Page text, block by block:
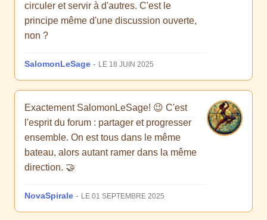
circuler et servir à d'autres. C'est le
principe même d'une discussion ouverte,
non ?
SalomonLeSage - LE 18 JUIN 2025
Exactement SalomonLeSage! 😉 C'est
l'esprit du forum : partager et progresser
ensemble. On est tous dans le même
bateau, alors autant ramer dans la même
direction. 🤝
NovaSpirale - LE 01 SEPTEMBRE 2025